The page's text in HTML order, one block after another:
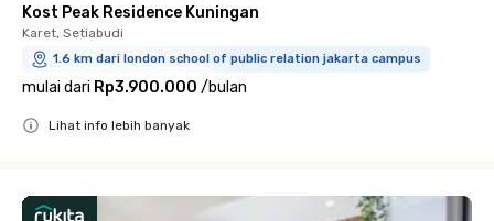
Kost Peak Residence Kuningan
Karet, Setiabudi
1.6 km dari london school of public relation jakarta campus
mulai dari Rp3.900.000 /bulan
Lihat info lebih banyak